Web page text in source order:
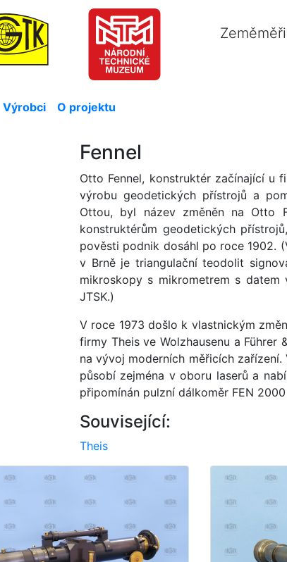
Výrobci O projektu
Fennel
Otto Fennel, konstruktér začínající u
výrobu geodetických přístrojů a
Ottou, byl název změněn na Otto
konstruktérům geodetických
pověsti podnik dosáhl po roce 1902.
v Brně je triangulační teodolit
mikroskopy s mikrometrem s datem
JTSK.)
V roce 1973 došlo k vlastnickým
firmy Theis ve Wolzhausenu a
na vývoj moderních měřicích
působí zejména v oboru laserů a
připomínán pulzní dálkoměr FEN
Související:
Theis